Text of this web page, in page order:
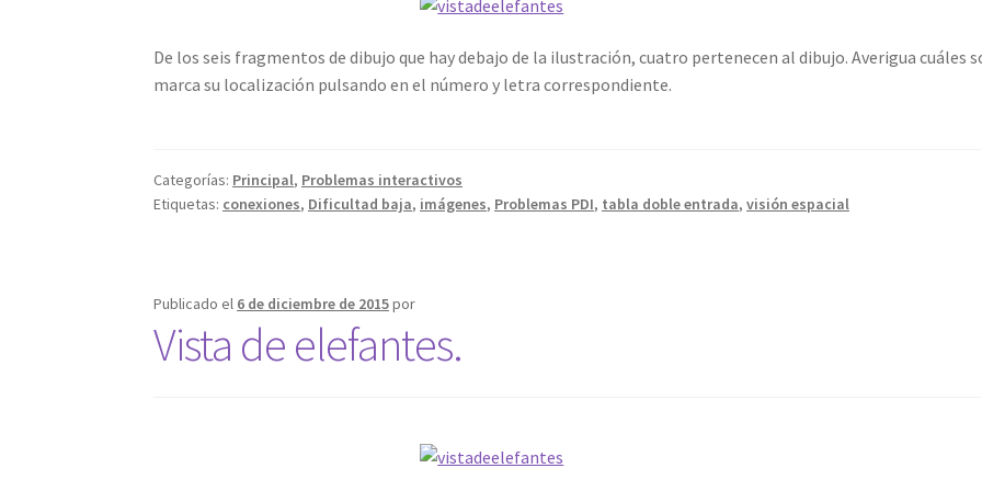
De los seis fragmentos de dibujo que hay debajo de la ilustración, cuatro pertenecen al dibujo. Averigua cuáles
marca su localización pulsando en el número y letra correspondiente.
Categorías: Principal, Problemas interactivos
Etiquetas: conexiones, Dificultad baja, imágenes, Problemas PDI, tabla doble entrada,visión espacial
Publicado el 6 de diciembre de 2015por
Vista de elefantes.